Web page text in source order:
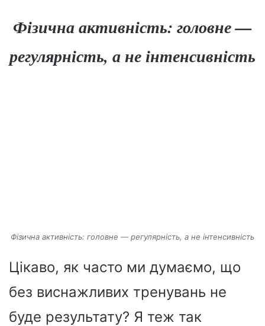
Фізична активність: головне —
регулярність, а не інтенсивність
Фізична активність: головне — регулярність, а не інтенсивність
Цікаво, як часто ми думаємо, що
без виснажливих тренувань не
буде результату? Я теж так